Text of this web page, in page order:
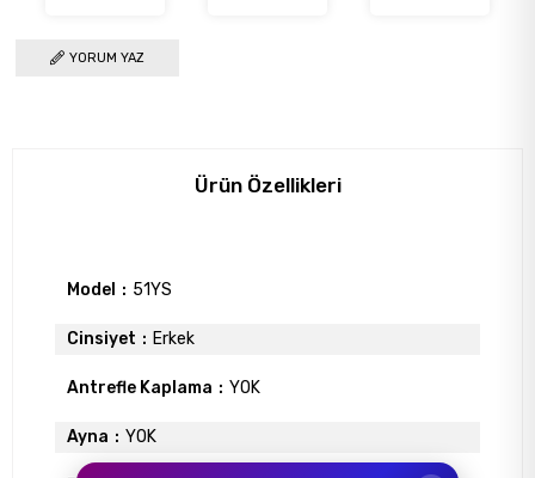
YORUM YAZ
Ürün Özellikleri
Model 51YS
Cinsiyet Erkek
Antrefle Kaplama YOK
Ayna YOK